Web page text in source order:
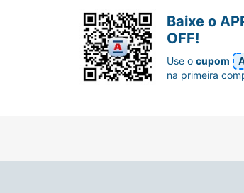
Baixe o
OFF!
Use ocupom
na primeira